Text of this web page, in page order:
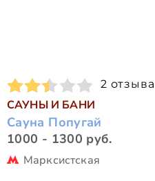
2 отзыва
САУНЫ И БАНИ
Сауна Попугай
1000 - 1300 руб.
Марксистская